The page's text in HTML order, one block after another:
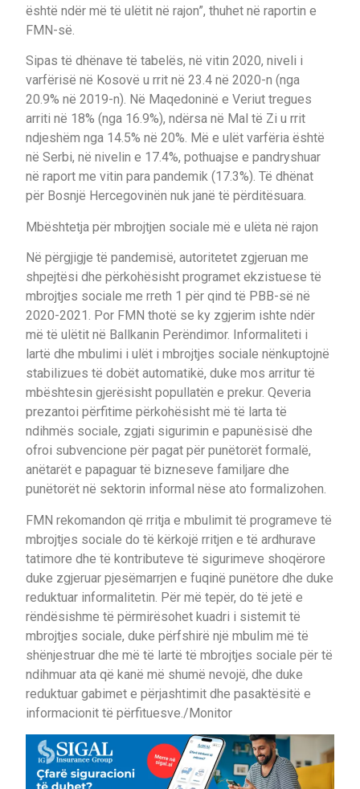
është ndër më të ulëtit në rajon”, thuhet në raportin e
FMN-së.
Sipas të dhënave të tabelës, në vitin 2020, niveli i
varfërisë në Kosovë u rrit në 23.4 në 2020-n (nga
20.9% në 2019-n). Në Maqedoninë e Veriut tregues
arriti në 18% (nga 16.9%), ndërsa në Mal të Zi u rrit
ndjeshëm nga 14.5% në 20%. Më e ulët varfëria është
në Serbi, në nivelin e 17.4%, pothuajse e pandryshuar
në raport me vitin para pandemik (17.3%). Të dhënat
për Bosnjë Hercegovinën nuk janë të përditësuara.
Mbështetja për mbrojtjen sociale më e ulëta në rajon
Në përgjigje të pandemisë, autoritetet zgjeruan me
shpejtësi dhe përkohësisht programet ekzistuese të
mbrojtjes sociale me rreth 1 për qind të PBB-së në
2020-2021. Por FMN thotë se ky zgjerim ishte ndër
më të ulëtit në Ballkanin Perëndimor. Informaliteti i
lartë dhe mbulimi i ulët i mbrojtjes sociale nënkuptojnë
stabilizues të dobët automatikë, duke mos arritur të
mbështesin gjerësisht popullatën e prekur. Qeveria
prezantoi përfitime përkohësisht më të larta të
ndihmës sociale, zgjati sigurimin e papunësisë dhe
ofroi subvencione për pagat për punëtorët formalë,
anëtarët e papaguar të bizneseve familjare dhe
punëtorët në sektorin informal nëse ato formalizohen.
FMN rekomandon që rritja e mbulimit të programeve të
mbrojtjes sociale do të kërkojë rritjen e të ardhurave
tatimore dhe të kontributeve të sigurimeve shoqërore
duke zgjeruar pjesëmarrjen e fuqinë punëtore dhe duke
reduktuar informalitetin. Për më tepër, do të jetë e
rëndësishme të përmirësohet kuadri i sistemit të
mbrojtjes sociale, duke përfshirë një mbulim më të
shënjestruar dhe më të lartë të mbrojtjes sociale për të
ndihmuar ata që kanë më shumë nevojë, dhe duke
reduktuar gabimet e përjashtimit dhe pasaktësitë e
informacionit të përfituesve./Monitor